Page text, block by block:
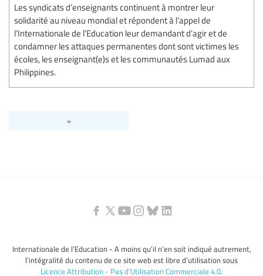
Les syndicats d’enseignants continuent à montrer leur
solidarité au niveau mondial et répondent à l’appel de
l’Internationale de l’Education leur demandant d’agir et de
condamner les attaques permanentes dont sont victimes les
écoles, les enseignant(e)s et les communautés Lumad aux
Philippines.
»
Internationale de l’Education - A moins qu’il n’en soit indiqué autrement,
l’intégralité du contenu de ce site web est libre d’utilisation sous
Licence Attribution - Pas d’Utilisation Commerciale 4.0.